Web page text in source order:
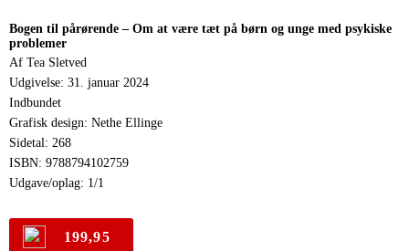
Bogen til pårørende – Om at være tæt på børn og unge med psykiske
problemer
Af Tea Sletved
Udgivelse: 31. januar 2024
Indbundet
Grafisk design: Nethe Ellinge
Sidetal: 268
ISBN: 9788794102759
Udgave/oplag: 1/1
199,95